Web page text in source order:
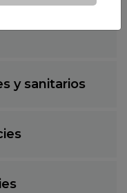
y sanitarios